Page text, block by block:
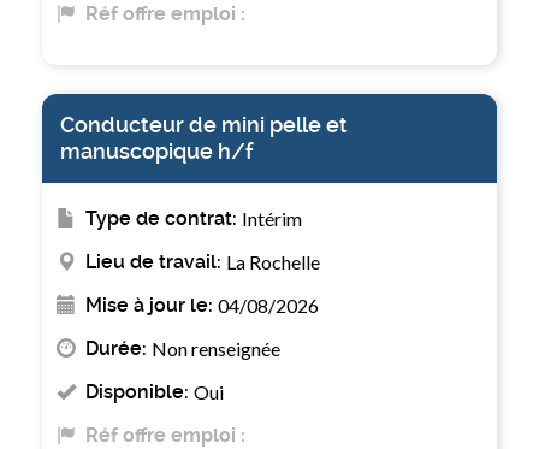
Réf offre emploi :
Conducteur de mini pelle et
manuscopique h/f
Type de contrat: Intérim
Lieu de travail: La Rochelle
Mise à jour le: 04/08/2026
Durée: Non renseignée
Disponible: Oui
Réf offre emploi :